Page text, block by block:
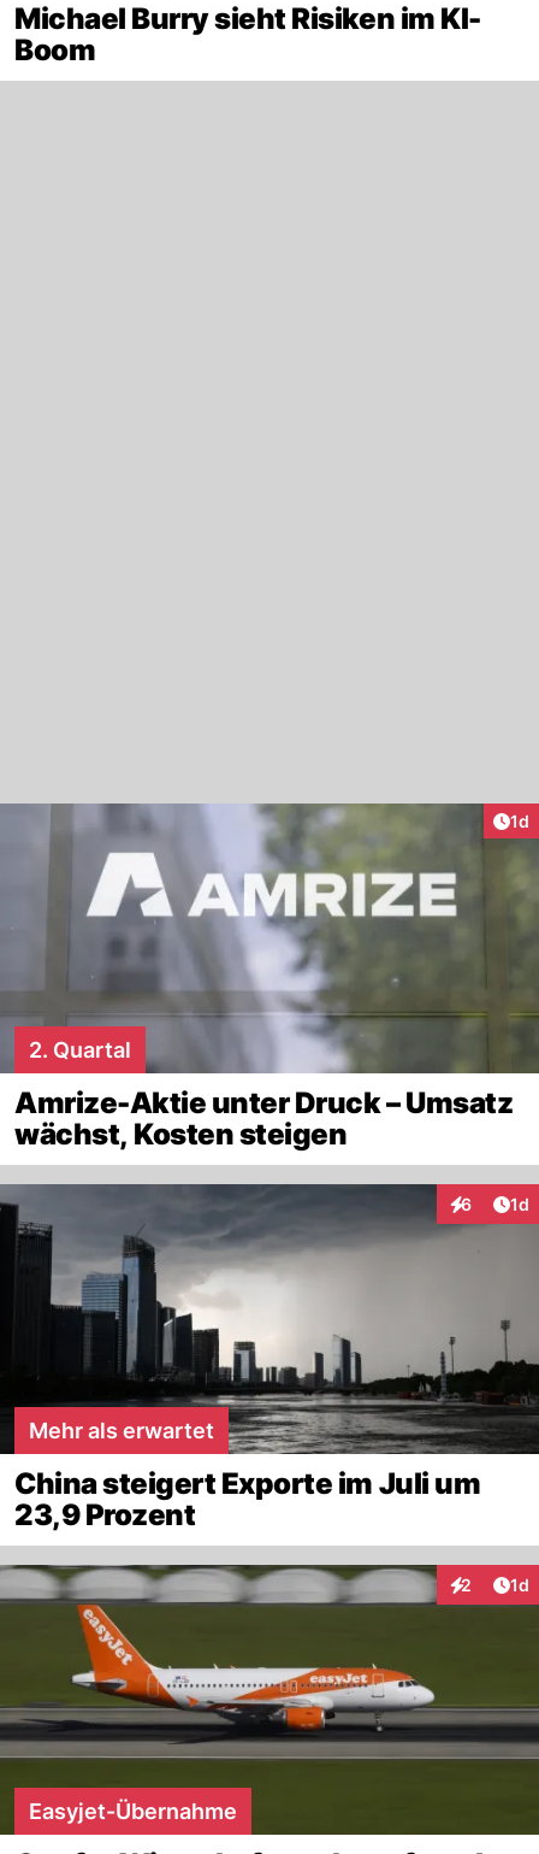
Michael Burry sieht Risiken im KI-
Boom
1d
2. Quartal
Amrize-Aktie unter Druck – Umsatz
wächst, Kosten steigen
6 1d
Mehr als erwartet
China steigert Exporte im Juli um
23,9 Prozent
2 1d
Easyjet-Übernahme